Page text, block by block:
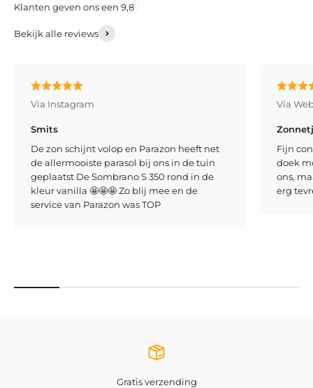
Bekijk alle reviews
Via Instagram
Smits
De zon schijnt volop en Parazon heeft net
de allermooiste parasol bij ons in de tuin
geplaatst De Sombrano S 350 rond in de
kleur vanilla 🤩🤩🤩 Zo blij mee en de
service van Parazon was TOP
Via
Fijn
doek
ons,
erg
Gratis verzending